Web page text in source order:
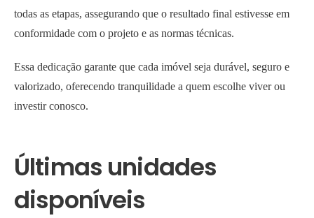
todas as etapas, assegurando que o resultado final estivesse em
conformidade com o projeto e as normas técnicas.
Essa dedicação garante que cada imóvel seja durável, seguro e
valorizado, oferecendo tranquilidade a quem escolhe viver ou
investir conosco.
Últimas unidades
disponíveis